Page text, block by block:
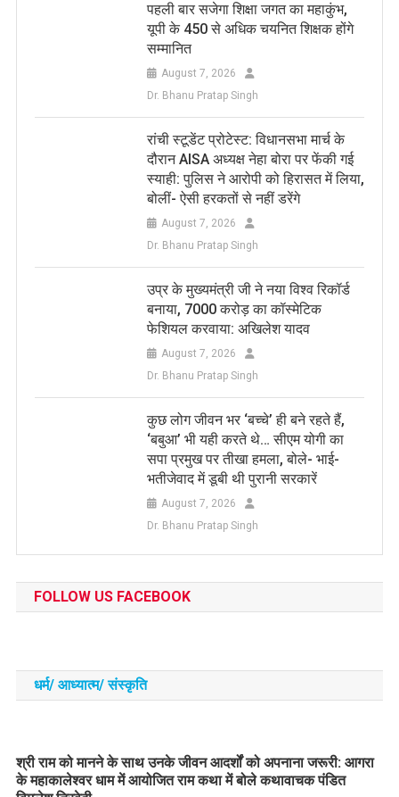
पहली बार सजेगा शिक्षा जगत का महाकुंभ,
यूपी के 450 से अधिक चयनित शिक्षक होंगे
सम्मानित
August 7, 2026
Dr. Bhanu Pratap Singh
रांची स्टूडेंट प्रोटेस्ट: विधानसभा मार्च के
दौरान AISA अध्यक्ष नेहा बोरा पर फेंकी गई
स्याही: पुलिस ने आरोपी को हिरासत में लिया,
बोलीं- ऐसी हरकतों से नहीं डरेंगे
August 7, 2026
Dr. Bhanu Pratap Singh
उप्र के मुख्यमंत्री जी ने नया विश्व रिकॉर्ड
बनाया, 7000 करोड़ का कॉस्मेटिक
फेशियल करवाया: अखिलेश यादव
August 7, 2026
Dr. Bhanu Pratap Singh
कुछ लोग जीवन भर ‘बच्चे’ ही बने रहते हैं,
‘बबुआ’ भी यही करते थे… सीएम योगी का
सपा प्रमुख पर तीखा हमला, बोले- भाई-
भतीजेवाद में डूबी थी पुरानी सरकारें
August 7, 2026
Dr. Bhanu Pratap Singh
FOLLOW US FACEBOOK
धर्म/ आध्‍यात्‍म/ संस्‍कृति
​श्री राम को मानने के साथ उनके जीवन आदर्शों को अपनाना जरूरी: आगरा
के महाकालेश्वर धाम में आयोजित राम कथा में बोले कथावाचक पंडित